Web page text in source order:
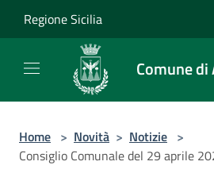
Regione Sicilia
Comune di
Home > Novità > Notizie >
Consiglio Comunale del 29 aprile